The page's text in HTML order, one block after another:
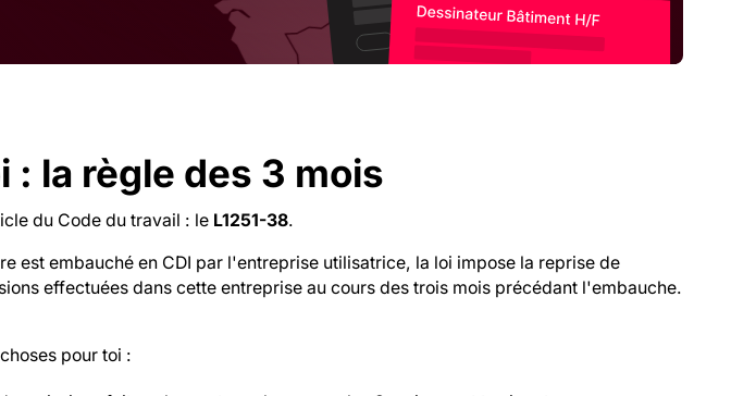
: la règle des 3 mois
du Code du travail : le L1251-38.
est embauché en CDI par l'entreprise utilisatrice, la loi impose la reprise de
effectuées dans cette entreprise au cours des trois mois précédant l'embauche.
pour toi :